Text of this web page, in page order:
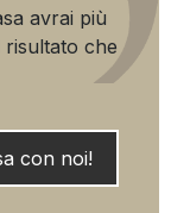
avrai più
che
con noi!